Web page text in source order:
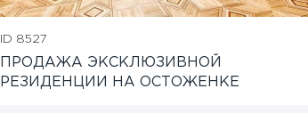
ID 8527
ПРОДАЖА ЭКСКЛЮЗИВНОЙ
РЕЗИДЕНЦИИ НА ОСТОЖЕНКЕ